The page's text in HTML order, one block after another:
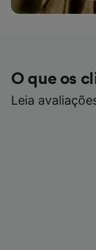
O que os
Leia